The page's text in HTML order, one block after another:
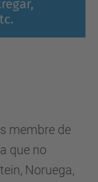
membre de
que no
Noruega,